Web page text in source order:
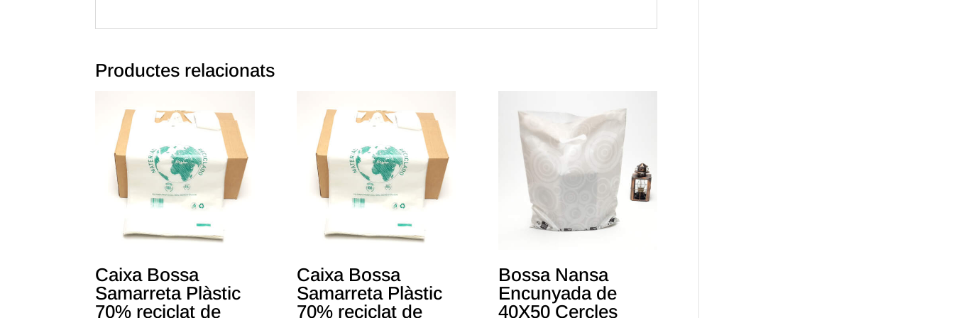
Text
Productes relacionats
Caixa Bossa
Samarreta Plàstic
70% reciclat de
Caixa Bossa
Samarreta Plàstic
70% reciclat de
Bossa Nansa
Encunyada de
40X50 Cercles